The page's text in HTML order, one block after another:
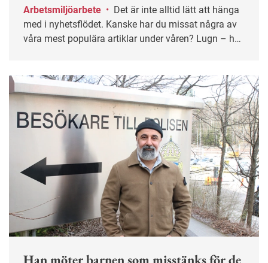
Arbetsmiljöarbete •
med i nyhetsflödet. Kanske har du missat några av
våra mest populära artiklar under våren? Lugn – här